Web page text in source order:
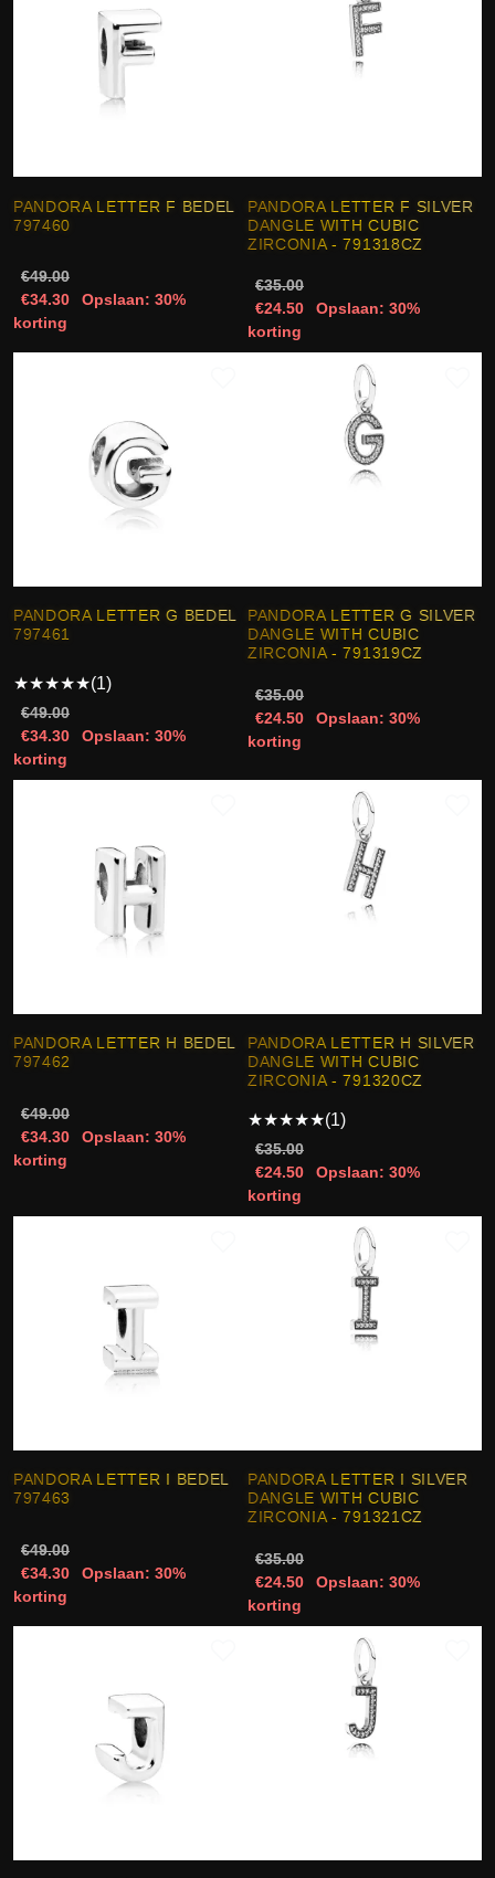
PANDORA LETTER F BEDEL
797460
€49.00
€34.30
Opslaan: 30%
korting
PANDORA LETTER F SILVER
DANGLE WITH CUBIC
ZIRCONIA - 791318CZ
€35.00
€24.50
Opslaan: 30%
korting
PANDORA LETTER G BEDEL
797461
★★★★★(1)
€49.00
€34.30
Opslaan: 30%
korting
PANDORA LETTER G SILVER
DANGLE WITH CUBIC
ZIRCONIA - 791319CZ
€35.00
€24.50
Opslaan: 30%
korting
PANDORA LETTER H BEDEL
797462
€49.00
€34.30
Opslaan: 30%
korting
PANDORA LETTER H SILVER
DANGLE WITH CUBIC
ZIRCONIA - 791320CZ
★★★★★(1)
€35.00
€24.50
Opslaan: 30%
korting
PANDORA LETTER I BEDEL
797463
€49.00
€34.30
Opslaan: 30%
korting
PANDORA LETTER I SILVER
DANGLE WITH CUBIC
ZIRCONIA - 791321CZ
€35.00
€24.50
Opslaan: 30%
korting